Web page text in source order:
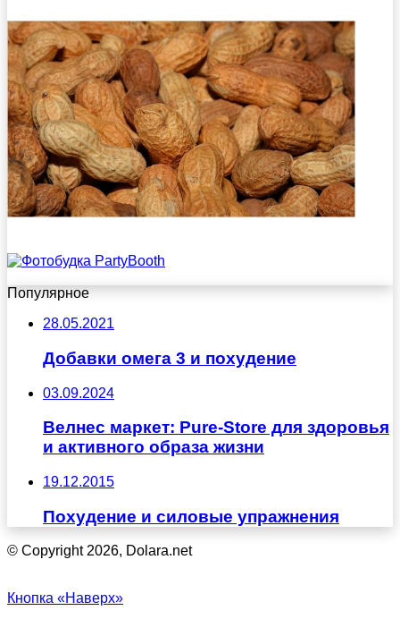
Популярное
28.05.2021
Добавки омега 3 и похудение
03.09.2024
Велнес маркет: Pure-Store для здоровья
и активного образа жизни
19.12.2015
Похудение и силовые упражнения
© Copyright 2026, Dolara.net
Кнопка «Наверх»